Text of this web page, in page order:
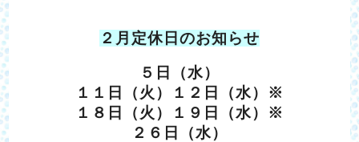
２月定休日のお知らせ
５日（水）
１１日（火）１２日（水）※
１８日（火）１９日（水）※
２６日（水）